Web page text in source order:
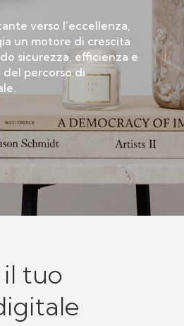
verso l’eccellenza,
un motore di crescita
sicurezza, efficienza e
percorso di
il tuo